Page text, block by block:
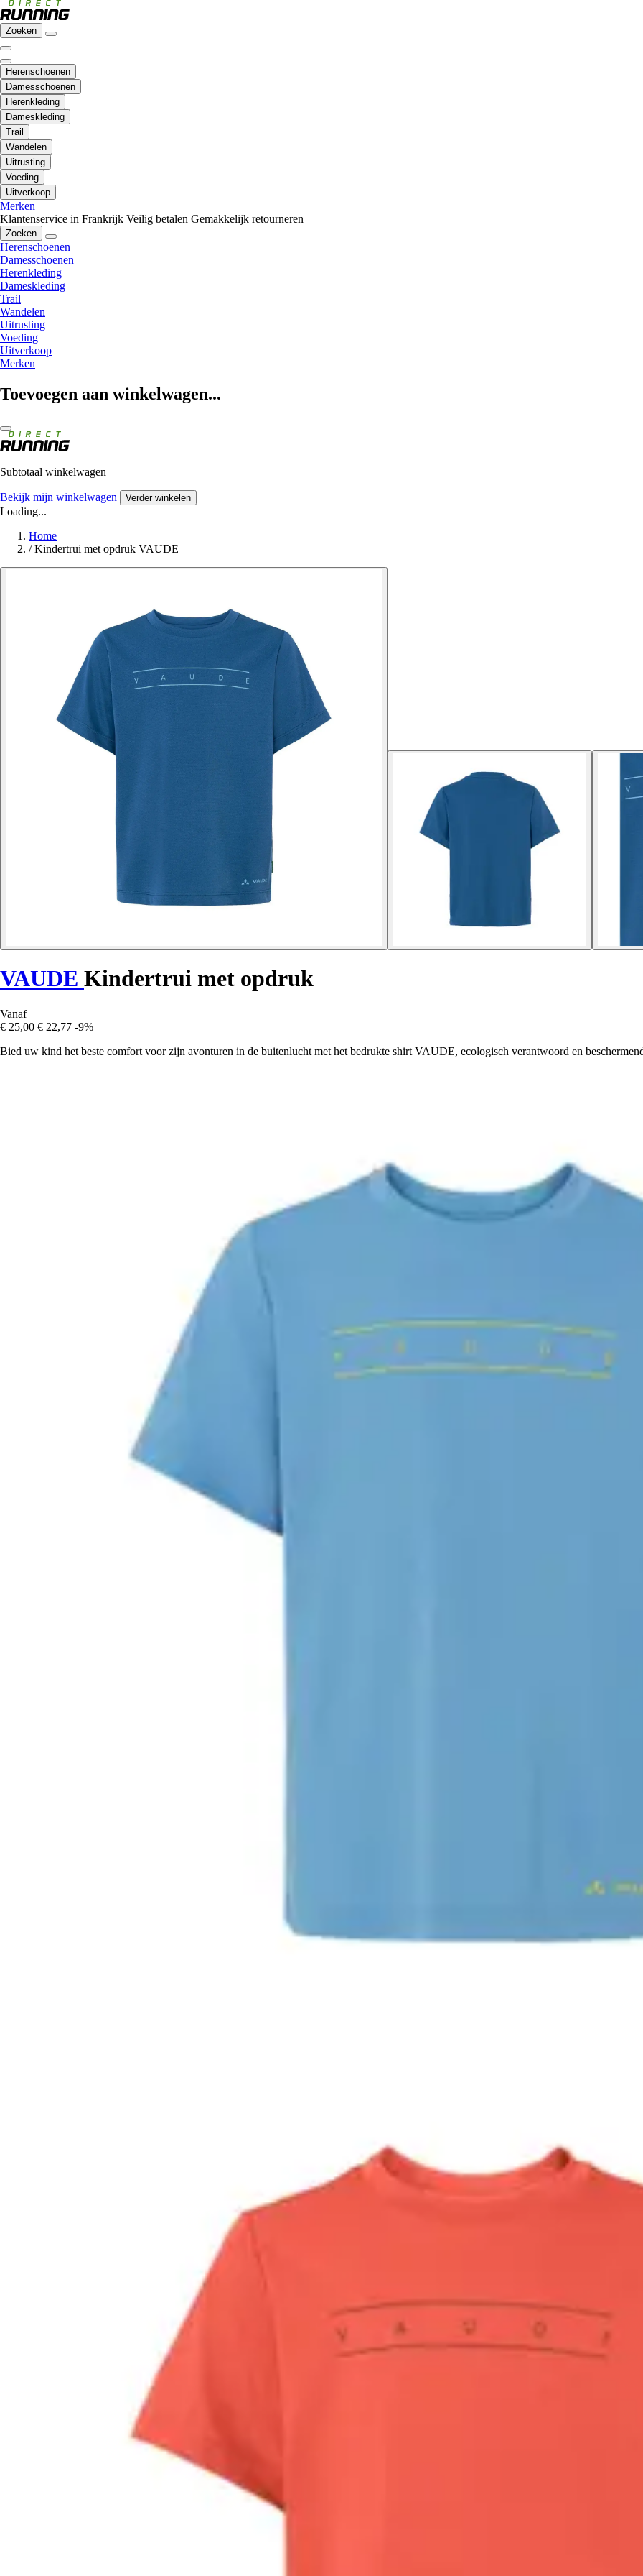
Zoeken
Herenschoenen
Damesschoenen
Herenkleding
Dameskleding
Trail
Wandelen
Uitrusting
Voeding
Uitverkoop
Merken
Klantenservice in Frankrijk Veilig betalen Gemakkelijk retourneren
Zoeken
Herenschoenen
Damesschoenen
Herenkleding
Dameskleding
Trail
Wandelen
Uitrusting
Voeding
Uitverkoop
Merken
Toevoegen aan winkelwagen...
Subtotaal winkelwagen
Bekijk mijn winkelwagen Verder winkelen
Loading...
Home
/ Kindertrui met opdruk VAUDE
VAUDE Kindertrui met opdruk
Vanaf
€ 25,00 € 22,77 -9%
Bied uw kind het beste comfort voor zijn avonturen in de buitenlucht met het bedrukte shirt VAUDE, ecologisch verantwoord en